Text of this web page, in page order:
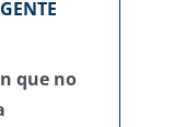
que no